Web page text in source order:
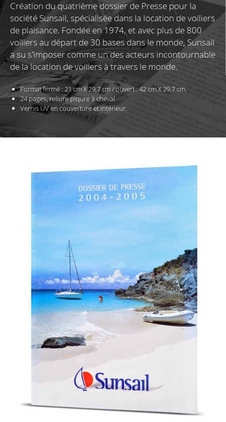
Création du quatrième dossier de Presse pour la
société Sunsail, spécialisée dans la location de voiliers
de plaisance. Fondée en 1974, et avec plus de 800
voiliers au départ de 30 bases dans le monde, Sunsail
a su s'imposer comme un des acteurs incontournable
de la location de voiliers à travers le monde.
Format fermé : 21 cm X 29,7 cm /ouvert : 42 cm X 29,7 cm.
24 pages, reliure piqure à cheval.
Vernis UV en couverture et intérieur.